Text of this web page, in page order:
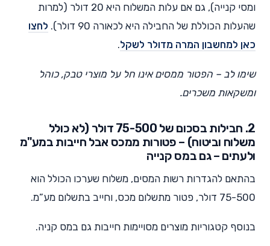
ומסי קנייה), גם אם עלות המשלוח היא 20 דולר (למרות
שהעלות הכוללת של החבילה היא לכאורה 90 דולר).
לחצו
כאן למחשבון המרה מדולר לשקל.
שימו לב – הפטור ממסים אינו חל על מוצרי טבק, כוהל
ומשקאות משכרים.
2. חבילות בסכום של 75-500 דולר (לא כולל
משלוח וביטוח) – פטורות ממכס אבל חייבות במע"מ
ולעתים – גם במס קנייה
בהתאם להגדרות רשות המסים, משלוח שערכו הכולל הוא
75-500 דולר, פטור מתשלום מכס, וחייב בתשלום מע”מ.
בנוסף קטגוריות מוצרים מסויימות חייבות גם במס קניה.